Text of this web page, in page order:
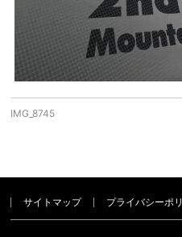
IMG_8745
サイトマップ プライバシーポ